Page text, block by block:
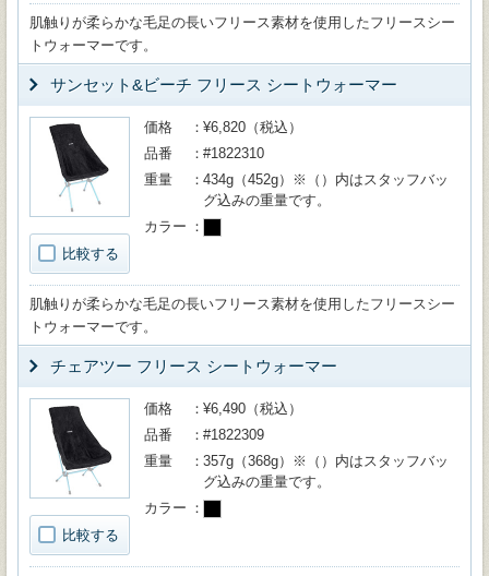
肌触りが柔らかな毛足の長いフリース素材を使用したフリースシー
トウォーマーです。
サンセット&ビーチ フリース シートウォーマー
比較する
価格
¥6,820（税込）
品番
#1822310
重量
434g（452g）※（）内はスタッフバッ
グ込みの重量です。
カラー
肌触りが柔らかな毛足の長いフリース素材を使用したフリースシー
トウォーマーです。
チェアツー フリース シートウォーマー
比較する
価格
¥6,490（税込）
品番
#1822309
重量
357g（368g）※（）内はスタッフバッ
グ込みの重量です。
カラー